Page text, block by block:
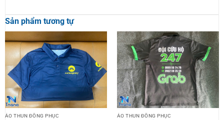
Sản phẩm tương tự
ÁO THUN ĐỒNG PHỤC ÁO THUN ĐỒNG PHỤC